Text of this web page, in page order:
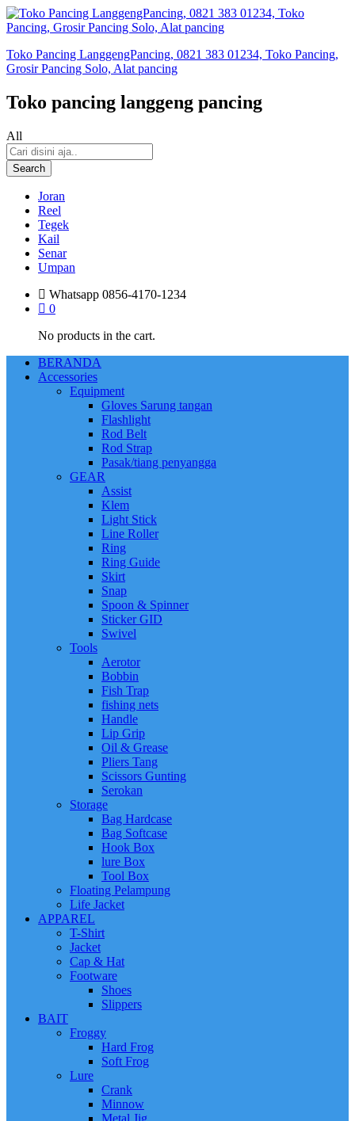
Toko Pancing LanggengPancing, 0821 383 01234, Toko Pancing,
Grosir Pancing Solo, Alat pancing
Toko pancing langgeng pancing
All
Search
Joran
Reel
Tegek
Kail
Senar
Umpan
Whatsapp 0856-4170-1234
0
No products in the cart.
BERANDA
Accessories
Equipment
Gloves Sarung tangan
Flashlight
Rod Belt
Rod Strap
Pasak/tiang penyangga
GEAR
Assist
Klem
Light Stick
Line Roller
Ring
Ring Guide
Skirt
Snap
Spoon & Spinner
Sticker GID
Swivel
Tools
Aerotor
Bobbin
Fish Trap
fishing nets
Handle
Lip Grip
Oil & Grease
Pliers Tang
Scissors Gunting
Serokan
Storage
Bag Hardcase
Bag Softcase
Hook Box
lure Box
Tool Box
Floating Pelampung
Life Jacket
APPAREL
T-Shirt
Jacket
Cap & Hat
Footware
Shoes
Slippers
BAIT
Froggy
Hard Frog
Soft Frog
Lure
Crank
Minnow
Metal Jig